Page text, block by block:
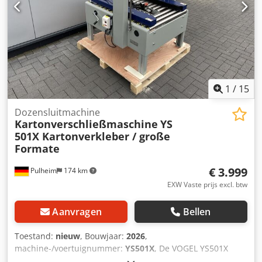
Uohoa
1 / 15
Pulheim 174 km
Dozensluitmachine
Kartonverschließmaschine YS
501X Kartonverkleber / große
Formate
€ 3.999
EXW Vaste prijs excl. btw
Aanvragen Bellen
Toestand: nieuw, Bouwjaar: 2026,
machine-/voertuignummer: YS501X, De VOGEL YS501X